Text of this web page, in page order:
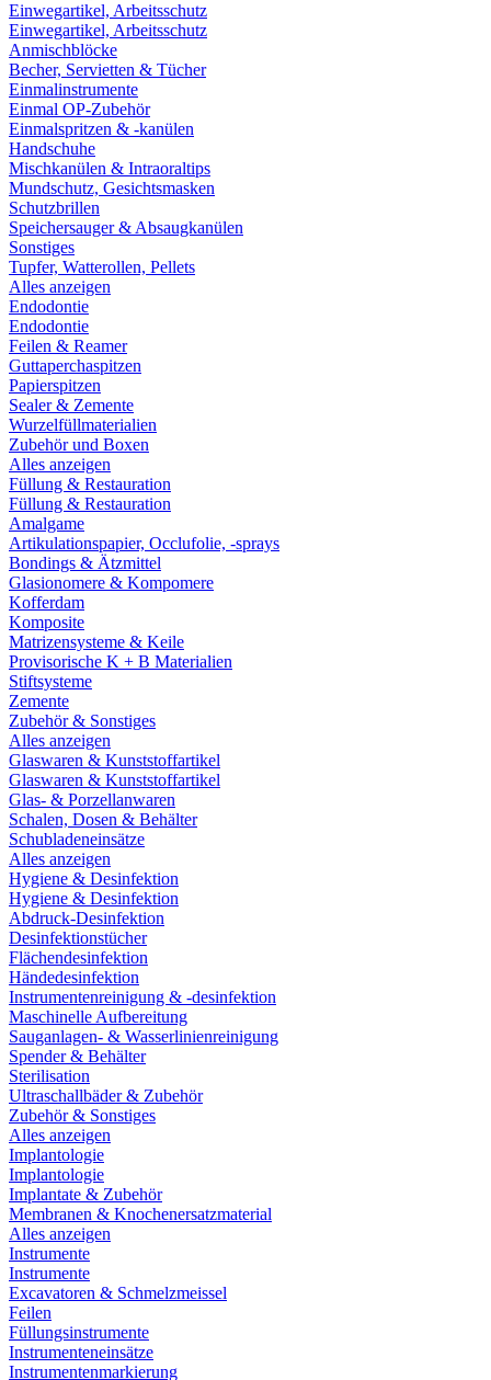
Einwegartikel, Arbeitsschutz
Einwegartikel, Arbeitsschutz
Anmischblöcke
Becher, Servietten & Tücher
Einmalinstrumente
Einmal OP-Zubehör
Einmalspritzen & -kanülen
Handschuhe
Mischkanülen & Intraoraltips
Mundschutz, Gesichtsmasken
Schutzbrillen
Speichersauger & Absaugkanülen
Sonstiges
Tupfer, Watterollen, Pellets
Alles anzeigen
Endodontie
Endodontie
Feilen & Reamer
Guttaperchaspitzen
Papierspitzen
Sealer & Zemente
Wurzelfüllmaterialien
Zubehör und Boxen
Alles anzeigen
Füllung & Restauration
Füllung & Restauration
Amalgame
Artikulationspapier, Occlufolie, -sprays
Bondings & Ätzmittel
Glasionomere & Kompomere
Kofferdam
Komposite
Matrizensysteme & Keile
Provisorische K + B Materialien
Stiftsysteme
Zemente
Zubehör & Sonstiges
Alles anzeigen
Glaswaren & Kunststoffartikel
Glaswaren & Kunststoffartikel
Glas- & Porzellanwaren
Schalen, Dosen & Behälter
Schubladeneinsätze
Alles anzeigen
Hygiene & Desinfektion
Hygiene & Desinfektion
Abdruck-Desinfektion
Desinfektionstücher
Flächendesinfektion
Händedesinfektion
Instrumentenreinigung & -desinfektion
Maschinelle Aufbereitung
Sauganlagen- & Wasserlinienreinigung
Spender & Behälter
Sterilisation
Ultraschallbäder & Zubehör
Zubehör & Sonstiges
Alles anzeigen
Implantologie
Implantologie
Implantate & Zubehör
Membranen & Knochenersatzmaterial
Alles anzeigen
Instrumente
Instrumente
Excavatoren & Schmelzmeissel
Feilen
Füllungsinstrumente
Instrumenteneinsätze
Instrumentenmarkierung